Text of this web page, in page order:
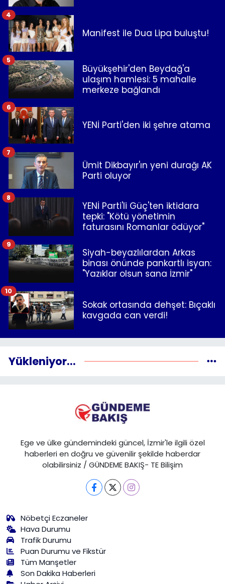
Manifest ile Dua Lipa buluştu!
4
Büyükşehir'den Beydağ'a
ulaşım hamlesi: 5 mahalle
merkeze bağlandı
5
YENİ Parti'den iki şehre atama
6
Ümit Dikbayır'ın yeni durağı AK
Parti oluyor
7
YENİ Parti'li Güç'ten iktidara
tepki: "Kötü yönetimin
faturasını Romanlar ödüyor"
8
Siyah-beyazlılardan Arkas
binası önünde pankartlı isyan:
"Yazıklar olsun sana İzmir"
9
Sokak ortasında dehşet: Bıçaklı
kavgada can verdi!
10
Yükleniyor...
Ege ve ülke gündemindeki güncel, İzmir'le ilgili özel
haberleri en doğru ve güvenilir şekilde haberdar
olabilirsiniz / GÜNDEME BAKIŞ- TE Bilişim
Nöbetçi Eczaneler
Hava Durumu
Trafik Durumu
Puan Durumu ve Fikstür
Tüm Manşetler
Son Dakika Haberleri